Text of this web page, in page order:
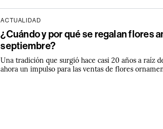
ACTUALIDAD
¿Cuándo y por qué se regalan flores
septiembre?
Una tradición que surgió hace casi 20 años a raíz
ahora un impulso para las ventas de flores